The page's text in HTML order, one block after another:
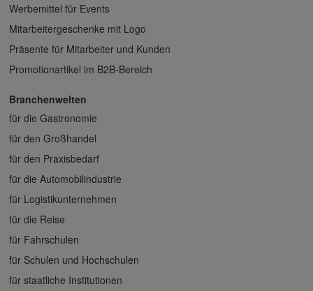
Werbemittel für Events
Mitarbeitergeschenke mit Logo
Präsente für Mitarbeiter und Kunden
Promotionartikel im B2B-Bereich
Branchenwelten
für die Gastronomie
für den Großhandel
für den Praxisbedarf
für die Automobilindustrie
für Logistikunternehmen
für die Reise
für Fahrschulen
für Schulen und Hochschulen
für staatliche Institutionen